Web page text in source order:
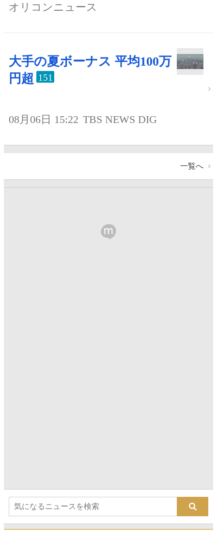
オリコンニュース
大手の夏ボーナス 平均100万
円超 151
08月06日 15:22 TBS NEWS DIG
一覧へ